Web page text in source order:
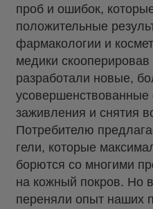
проб и ошибок,
положительные
фармакологии и
медики
разработали новые,
усовершенствованные
заживления и снятия
Потребителю
гели, которые
борются со многими
на кожный покров. Но
переняли опыт наших